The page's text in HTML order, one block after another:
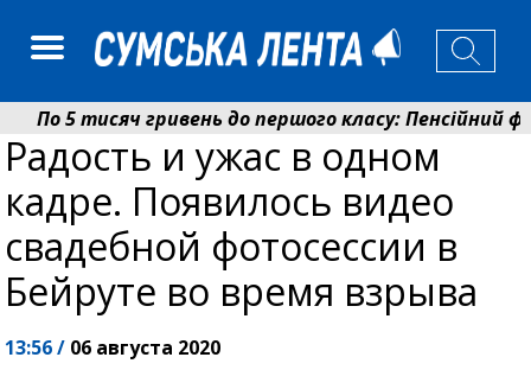
По 5 тисяч гривень до першого класу: Пенсійний
Ніколаєнко: у Сумах погодили 115 компенсацій на
Радость и ужас в одном
кадре. Появилось видео
свадебной фотосессии в
Бейруте во время взрыва
13:56 / 06 августа 2020